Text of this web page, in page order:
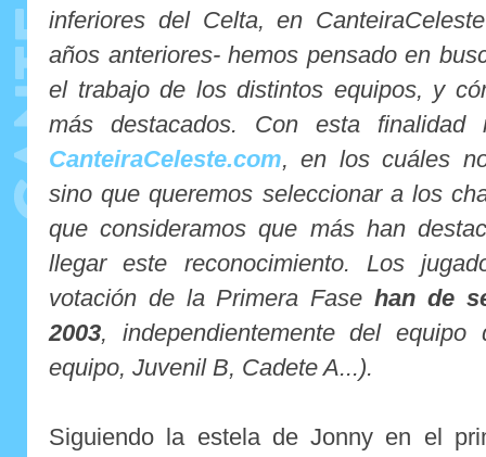
inferiores del Celta, en
años anteriores- hemos pensado en
el trabajo de los distintos equipos, y
más destacados. Con esta
CanteiraCeleste.com, en los cuáles
sino que queremos seleccionar a los
que consideramos que más han
llegar este reconocimiento. Los
votación de la Primera Fasehan de
2003, independientemente del
equipo, Juvenil B, Cadete A...).
Siguiendo la estela de Jonny en el